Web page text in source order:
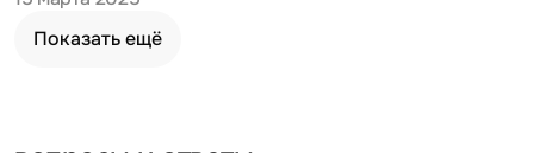
Показать ещё